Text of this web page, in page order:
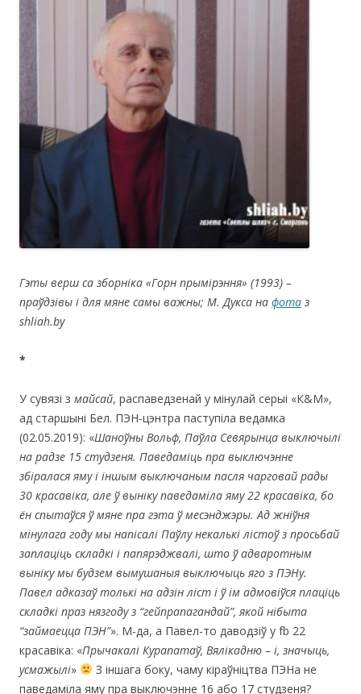
Гэты верш са зборніка «Горн прымірэння» (1993) –
праўдзівы і для мяне самы важны; М. Дукса на фота з
shliah.by
*
У сувязі з майсай, распаведзенай у мінулай серыі «К&М»,
ад старшыні Бел. ПЭН-цэнтра паступіла ведамка
(02.05.2019): «Шаноўны Вольф, Паўла Севярынца выключылі
на радзе 15 студзеня. Паведаміць пра выключэнне
збіралася яму і іншым выключаным пасля чарговай рады
30 красавіка, але ў выніку паведаміла яму 22 красавіка, бо
ён спытаўся ў мяне пра гэта ў месэнджэры. Ад жніўня
мінулага году мы напісалі Паўлу некалькі лістоў з просьбай
заплаціць складкі і папярэджвалі, што ў адваротным
выніку мы будзем вымушаныя выключыць яго з ПЭНу.
Павел адказаў толькі на адзін ліст і ў ім адмовіўся плаціць
складкі праз нязгоду з “гейпрапагандай”, якой нібыта
“займаецца ПЭН”». М-да, а Павел-то даводзіў у fb 22
красавіка: «Прычакалі Курапатаў, Вялікадню – і, значыць,
усмажылі»
З іншага боку, чаму кіраўніцтва ПЭНа не
паведаміла яму пра выключэнне 16 або 17 студзеня?